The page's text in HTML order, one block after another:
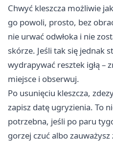
Chwyć kleszcza możliwie
go powoli, prosto, bez
nie urwać odwłoka i nie
skórze. Jeśli tak się jednak
wydrapywać resztek igłą –
miejsce i obserwuj.
Po usunięciu kleszcza,
zapisz datę ugryzienia. To
potrzebna, jeśli po paru
gorzej czuć albo